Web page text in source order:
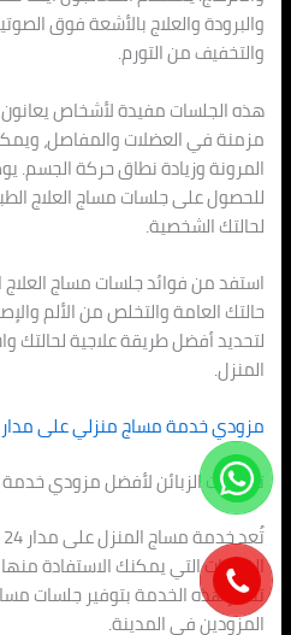
والبرودة والعلاج بالأشعة فوق
والتخفيف من التورم.
هذه الجلسات مفيدة لأشخاص يعانون
مزمنة في العضلات والمفاصل،
المرونة وزيادة نطاق حركة الجسم.
للحصول على جلسات مساج العلاج
لحالتك الشخصية.
استفد من فوائد جلسات مساج
حالتك العامة والتخلص من الألم
لتحديد أفضل طريقة علاجية لحالتك
المنزل.
مزودي خدمة مساج منزلي على مدار ٢٤ ساعة في
تقييمات الزبائن لأفضل مزودي
الخدمات التي يمكنك الاستفادة
تتميز هذه الخدمة بتوفير جلسات
المزودين في المدينة.